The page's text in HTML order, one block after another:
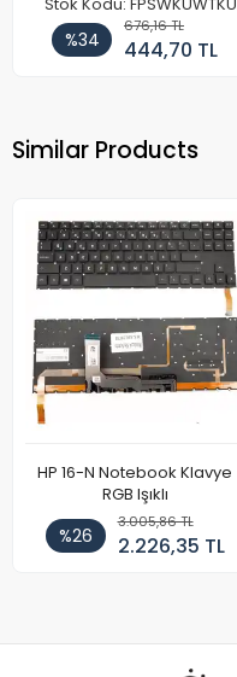
%34
676,16 TL
444,70 TL
Similar Products
HP 16-N Notebook Klavye
RGB Işıklı
%26
3.005,86 TL
2.226,35 TL